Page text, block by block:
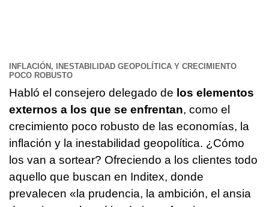
INFLACIÓN, INESTABILIDAD GEOPOLÍTICA Y CRECIMIENTO
POCO ROBUSTO
Habló el consejero delegado de los elementos
externos a los que se enfrentan, como el
crecimiento poco robusto de las economías, la
inflación y la inestabilidad geopolítica. ¿Cómo
los van a sortear? Ofreciendo a los clientes todo
aquello que buscan en Inditex, donde
prevalecen «la prudencia, la ambición, el ansia